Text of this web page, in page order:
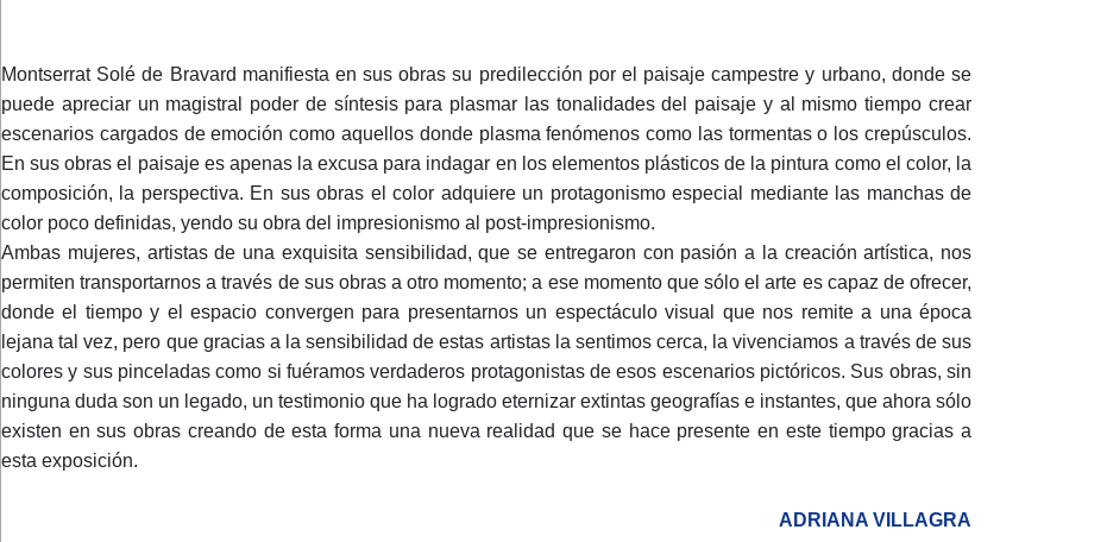
Montserrat Solé de Bravard manifiesta en sus obras su predilección por el paisaje campestre y urbano, donde se
puede apreciar un magistral poder de síntesis para plasmar las tonalidades del paisaje y al mismo tiempo crear
escenarios cargados de emoción como aquellos donde plasma fenómenos como las tormentas o los crepúsculos.
En sus obras el paisaje es apenas la excusa para indagar en los elementos plásticos de la pintura como el color, la
composición, la perspectiva. En sus obras el color adquiere un protagonismo especial mediante las manchas de
color poco definidas, yendo su obra del impresionismo al post-impresionismo.
Ambas mujeres, artistas de una exquisita sensibilidad, que se entregaron con pasión a la creación artística, nos
permiten transportarnos a través de sus obras a otro momento; a ese momento que sólo el arte es capaz de ofrecer,
donde el tiempo y el espacio convergen para presentarnos un espectáculo visual que nos remite a una época
lejana tal vez, pero que gracias a la sensibilidad de estas artistas la sentimos cerca, la vivenciamos a través de sus
colores y sus pinceladas como si fuéramos verdaderos protagonistas de esos escenarios pictóricos. Sus obras, sin
ninguna duda son un legado, un testimonio que ha logrado eternizar extintas geografías e instantes, que ahora sólo
existen en sus obras creando de esta forma una nueva realidad que se hace presente en este tiempo gracias a
esta exposición.
ADRIANA VILLAGRA